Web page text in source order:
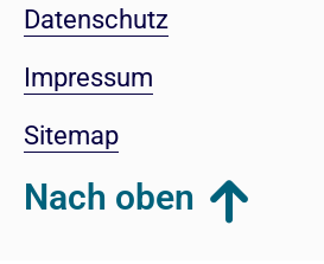
Datenschutz
Impressum
Sitemap
Nach oben